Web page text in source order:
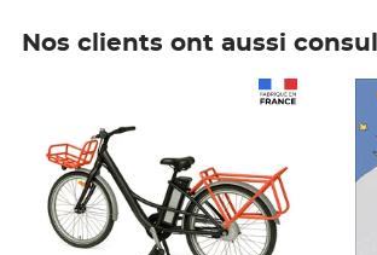
Nos clients ont aussi
Prix